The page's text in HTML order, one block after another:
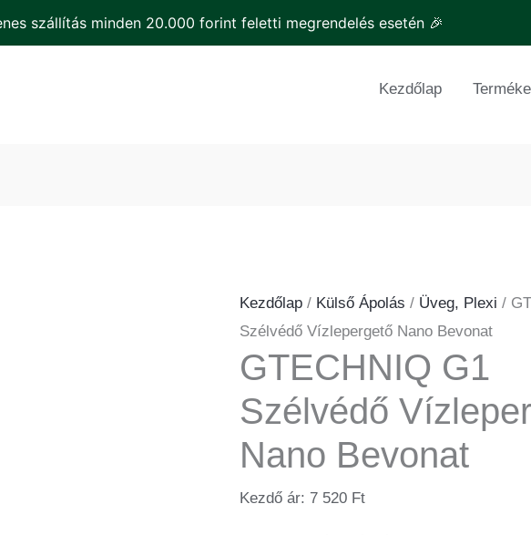
szállítás minden 20.000 forint feletti megrendelés esetén 🎉
Kezdőlap
Kezdőlap/ Külső Ápolás / Üveg, Plexi /
Szélvédő Vízlepergető Nano Bevonat
GTECHNIQ G1
Szélvédő
Nano Bevonat
Kezdő ár: 7 520 Ft